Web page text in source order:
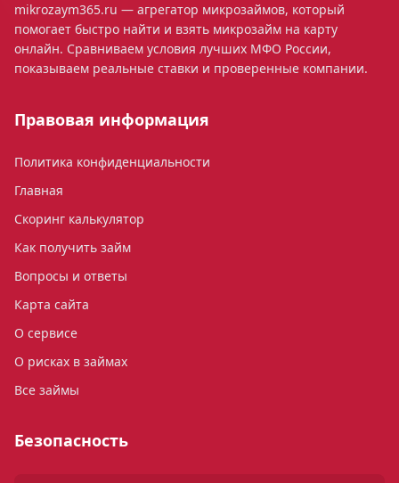
mikrozaym365.ru — агрегатор микрозаймов, который
помогает быстро найти и взять микрозайм на карту
онлайн. Сравниваем условия лучших МФО России,
показываем реальные ставки и проверенные компании.
Правовая информация
Политика конфиденциальности
Главная
Скоринг калькулятор
Как получить займ
Вопросы и ответы
Карта сайта
О сервисе
О рисках в займах
Все займы
Безопасность